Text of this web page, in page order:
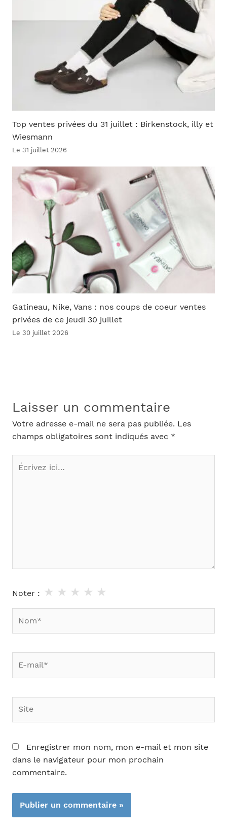
Top ventes privées du 31 juillet : Birkenstock, illy et
Wiesmann
Le 31 juillet 2026
Gatineau, Nike, Vans : nos coups de coeur ventes
privées de ce jeudi 30 juillet
Le 30 juillet 2026
Laisser un commentaire
Votre adresse e-mail ne sera pas publiée. Les
champs obligatoires sont indiqués avec *
Écrivez
ici…
Noter : ★
★
★
★
★
Enregistrer mon nom, mon e-mail et mon site
dans le navigateur pour mon prochain
commentaire.